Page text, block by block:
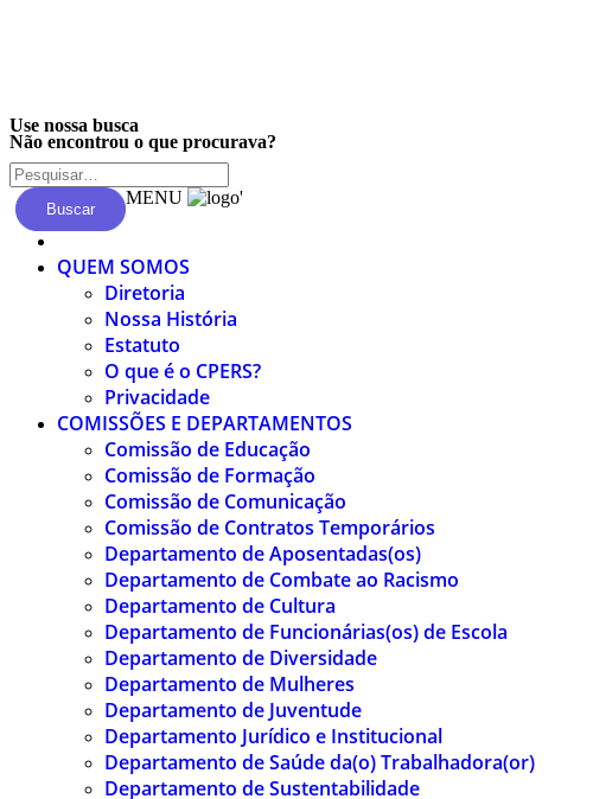
Não encontrou o que procurava?
Use nossa busca
Buscar
MENU '
QUEM SOMOS
Diretoria
Nossa História
Estatuto
O que é o CPERS?
Privacidade
COMISSÕES E DEPARTAMENTOS
Comissão de Educação
Comissão de Formação
Comissão de Comunicação
Comissão de Contratos Temporários
Departamento de Aposentadas(os)
Departamento de Combate ao Racismo
Departamento de Cultura
Departamento de Funcionárias(os) de Escola
Departamento de Diversidade
Departamento de Mulheres
Departamento de Juventude
Departamento Jurídico e Institucional
Departamento de Saúde da(o) Trabalhadora(or)
Departamento de Sustentabilidade